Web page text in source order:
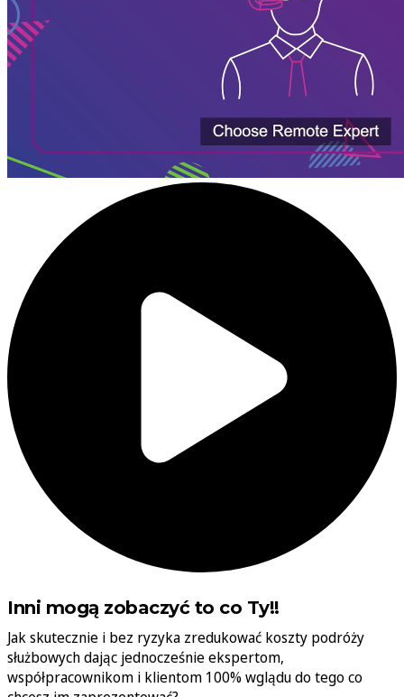
Inni mogą zobaczyć to co Ty!!
Jak skutecznie i bez ryzyka zredukować koszty podróży
służbowych dając jednocześnie ekspertom,
współpracownikom i klientom 100% wglądu do tego co